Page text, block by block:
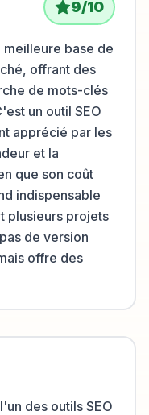
9/10
base de
offrant des
de mots-clés
un outil SEO
apprécié par les
et la
que son coût
indispensable
plusieurs projets
de version
offre des
des outils SEO